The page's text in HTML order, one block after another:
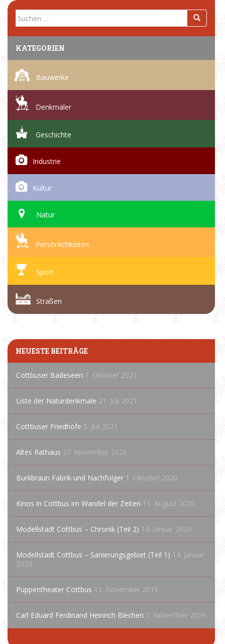
Suchen
nach:
KATEGORIEN
Bauwerke
Denkmäler
Geschichte
Industrie
Kultur
Natur
Persönlichkeiten
Sport
Straßen
NEUESTE BEITRÄGE
Cottbuser Badeseen 1. Oktober 2021
Liste der Naturdenkmale 21. Juli 2021
Cottbuser Friedhöfe 8. Juli 2021
Altes Rathaus 27. November 2020
Burkbraun Fabrik und Nachfolger 1. Oktober 2020
Kinos in Cottbus im Wandel der Zeiten 11. August 2020
Modellstadt Cottbus – Chronik (Teil 2) 14. Januar 2020
Modellstadt Cottbus – Sanierungsgebiet (Teil 1) 14. Januar
2020
Puppentheater Cottbus 12. November 2019
Carl Eduard Ferdinand Heinrich Blechen 7. November 2019